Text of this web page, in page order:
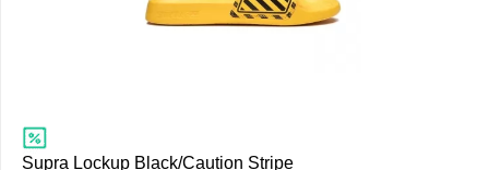
Supra Lockup Black/Caution Stripe